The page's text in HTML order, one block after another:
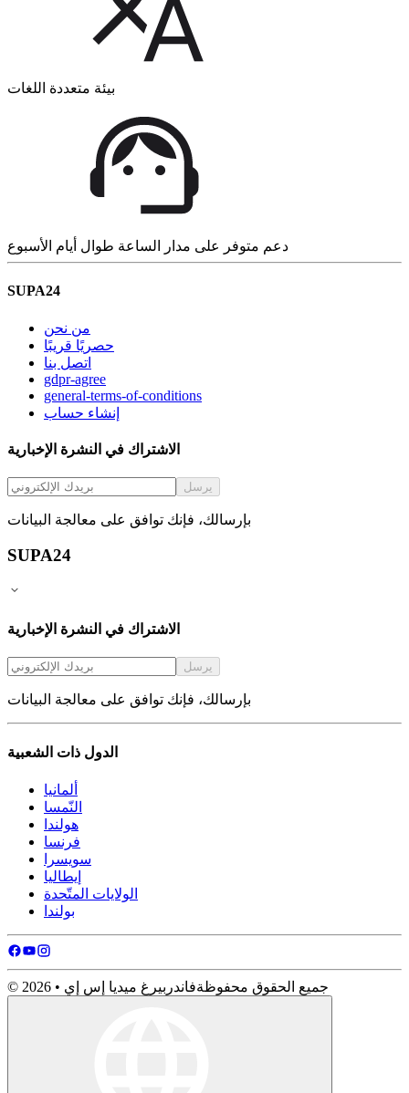
بيئة متعددة اللغات
دعم متوفر على مدار الساعة طوال أيام الأسبوع
SUPA24
من نحن
حصريًا قريبًا
اتصل بنا
gdpr-agree
general-terms-of-conditions
إنشاء حساب
الاشتراك في النشرة الإخبارية
يرسل
بإرسالك، فإنك توافق على معالجة البيانات
SUPA24
الاشتراك في النشرة الإخبارية
يرسل
بإرسالك، فإنك توافق على معالجة البيانات
الدول ذات الشعبية
ألمانيا
النّمسا
هولندا
فرنسا
سويسرا
إيطاليا
الولايات المتّحدة
بولندا
© 2026 • جميع الحقوق محفوظةفاندربيرغ ميديا ​​إس إي